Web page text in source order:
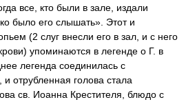
все, кто были в зале, издали
было его слышать». Этот и
(2 слуг внесли его в зал, и с него
упоминаются в легенде о Г. в
легенда соединилась с
отрубленная голова стала
св. Иоанна Крестителя, блюдо с